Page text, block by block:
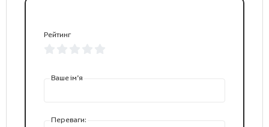
Рейтинг
Ваше ім’я
Переваги: